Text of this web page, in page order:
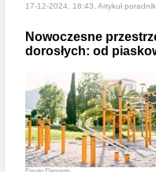
17-12-2024, 18:43, Artykuł
Nowoczesne
dorosłych: od